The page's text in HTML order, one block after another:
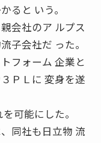
ると いう。
会社のア ルプス
子会社だ った。
フォーム 企業と
ＰＬに 変身を遂
可能にした。
同社も日立物 流